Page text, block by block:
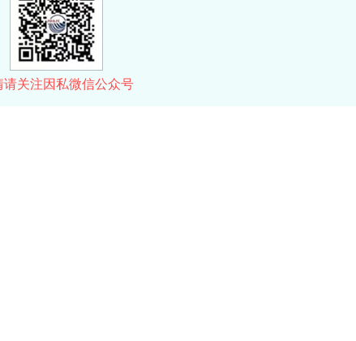
请关注因私微信公众号